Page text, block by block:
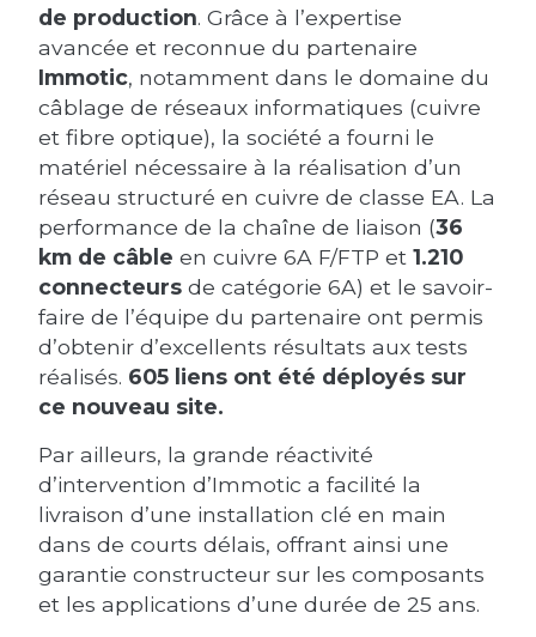
de production. Grâce à l’expertise
avancée et reconnue du partenaire
Immotic, notamment dans le domaine du
câblage de réseaux informatiques (cuivre
et fibre optique), la société a fourni le
matériel nécessaire à la réalisation d’un
réseau structuré en cuivre de classe EA. La
performance de la chaîne de liaison (36
km de câble en cuivre 6A F/FTP et 1.210
connecteurs de catégorie 6A) et le savoir-
faire de l’équipe du partenaire ont permis
d’obtenir d’excellents résultats aux tests
réalisés. 605 liens ont été déployés sur
ce nouveau site.
Par ailleurs, la grande réactivité
d’intervention d’Immotic a facilité la
livraison d’une installation clé en main
dans de courts délais, offrant ainsi une
garantie constructeur sur les composants
et les applications d’une durée de 25 ans.